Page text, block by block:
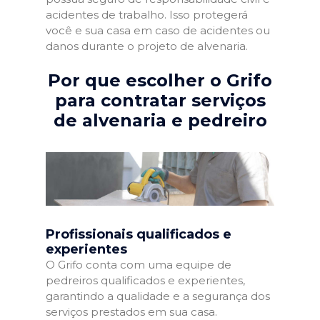
acidentes de trabalho. Isso protegerá
você e sua casa em caso de acidentes ou
danos durante o projeto de alvenaria.
Por que escolher o Grifo
para contratar serviços
de alvenaria e pedreiro
Profissionais qualificados e
experientes
O Grifo conta com uma equipe de
pedreiros qualificados e experientes,
garantindo a qualidade e a segurança dos
serviços prestados em sua casa.